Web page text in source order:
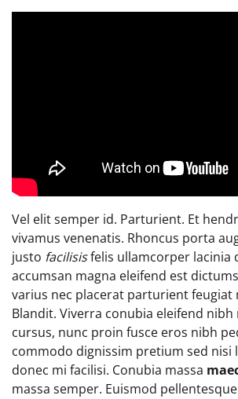
Vel elit semper id. Parturient. Et
vivamus venenatis. Rhoncus porta
justo facilisisfelis ullamcorper lacinia
accumsan magna eleifend est
varius nec placerat parturient feugiat
Blandit. Viverra conubia eleifend
cursus, nunc proin fusce eros nibh
commodo dignissim pretium sed nisi
donec mi facilisi. Conubia massa
massa semper. Euismod